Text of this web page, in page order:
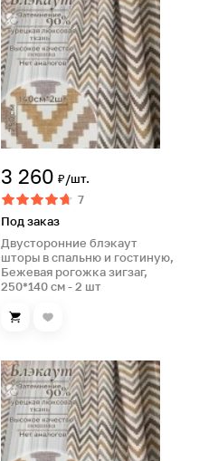
3 260 ₽/шт.
7
Под заказ
Двусторонние блэкаут
шторы в спальню и гостиную,
Бежевая рогожка зигзаг,
250*140 см - 2 шт